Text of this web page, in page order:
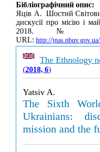
Бібліографічний опис:
Яців А. Шостий
дискусії про місію і
2018. № 6.
URL: http://
The Ethnology
(2018, 6)
Yatsiv A.
The Sixth
Ukrainians:
mission and the